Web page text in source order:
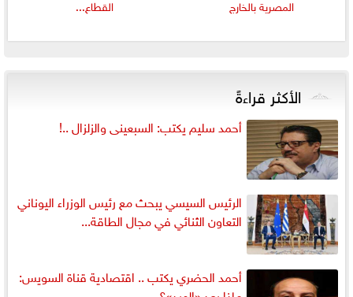
المصرية بالخارج
القطاع...
الأكثر قراءةً
أحمد سليم يكتب: السبعينى والزلزال ..!
الرئيس السيسي يبحث مع رئيس الوزراء اليوناني
التعاون الثنائي في مجال الطاقة...
أحمد الحضري يكتب .. اقتصادية قناة السويس: